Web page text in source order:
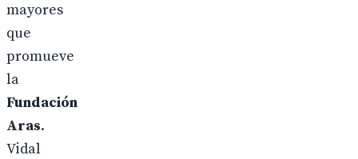
mayores
que
promueve
la
Fundación
Aras.
Vidal